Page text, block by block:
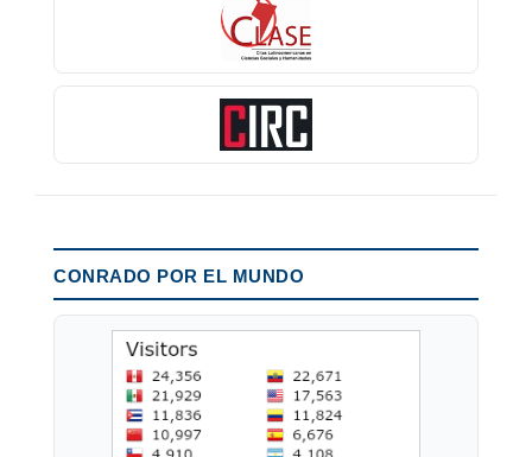
CONRADO POR EL MUNDO